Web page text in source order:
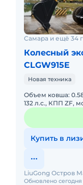
Самара и ещё 34
Колесный
CLGW915E
Новая техника
Объем ковша:
132 л.с., КПП ZF,
0,58м3, сигнал
обогревате
Купить в
Обновлено сегодня
LiuGong Остров